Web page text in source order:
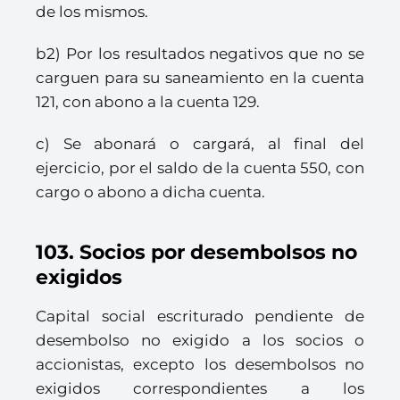
de los mismos.
b2) Por los resultados negativos que no se
carguen para su saneamiento en la cuenta
121, con abono a la cuenta 129.
c) Se abonará o cargará, al final del
ejercicio, por el saldo de la cuenta 550, con
cargo o abono a dicha cuenta.
103. Socios por desembolsos no
exigidos
Capital social escriturado pendiente de
desembolso no exigido a los socios o
accionistas, excepto los desembolsos no
exigidos correspondientes a los